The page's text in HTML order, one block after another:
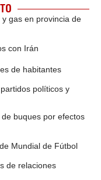
gas en provincia de
con Irán
de habitantes
políticos y
buques por efectos
Mundial de Fútbol
de relaciones